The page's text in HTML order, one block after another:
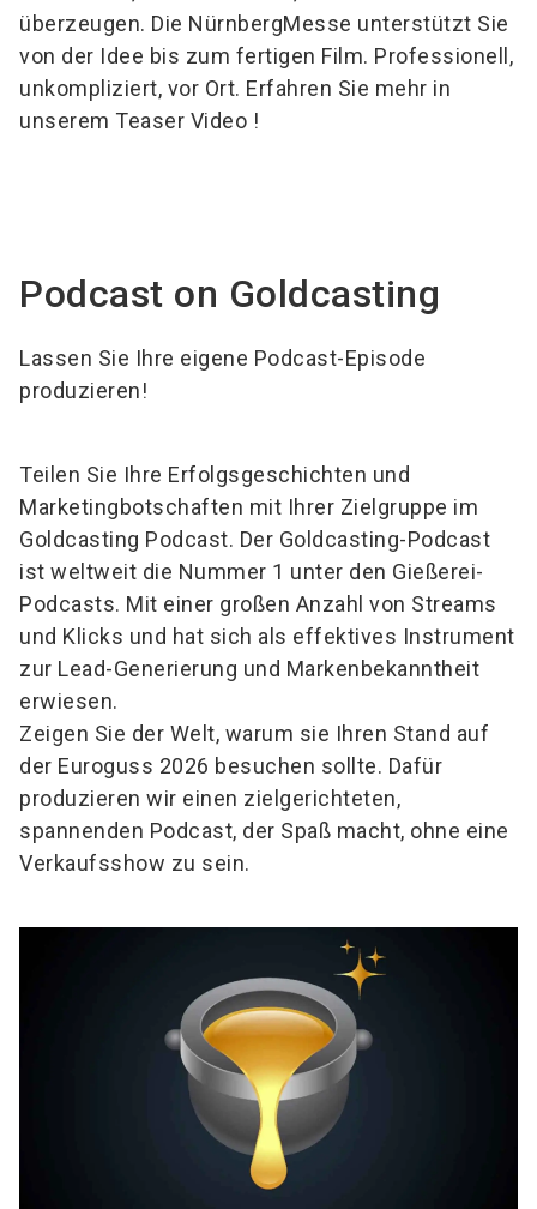
überzeugen. Die NürnbergMesse unterstützt Sie
von der Idee bis zum fertigen Film. Professionell,
unkompliziert, vor Ort. Erfahren Sie mehr in
unserem Teaser Video !
Podcast on Goldcasting
Lassen Sie Ihre eigene Podcast-Episode
produzieren!
Teilen Sie Ihre Erfolgsgeschichten und
Marketingbotschaften mit Ihrer Zielgruppe im
Goldcasting Podcast. Der Goldcasting-Podcast
ist weltweit die Nummer 1 unter den Gießerei-
Podcasts. Mit einer großen Anzahl von Streams
und Klicks und hat sich als effektives Instrument
zur Lead-Generierung und Markenbekanntheit
erwiesen.
Zeigen Sie der Welt, warum sie Ihren Stand auf
der Euroguss 2026 besuchen sollte. Dafür
produzieren wir einen zielgerichteten,
spannenden Podcast, der Spaß macht, ohne eine
Verkaufsshow zu sein.